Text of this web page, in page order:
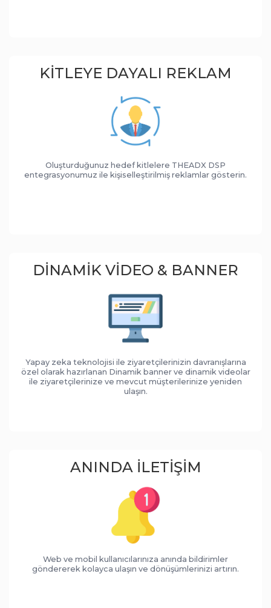
KITLEYE DAYALI REKLAM
Oluşturduğunuz hedef kitlelere THEADX DSP
entegrasyonumuz ile kişiselleştirilmiş reklamlar gösterin.
DINAMIK VIDEO & BANNER
Yapay zeka teknolojisi ile ziyaretçilerinizin davranışlarına
özel olarak hazırlanan Dinamik banner ve dinamik videolar
ile ziyaretçilerinize ve mevcut müşterilerinize yeniden
ulaşın.
ANINDA İLETIŞIM
Web ve mobil kullanıcılarınıza anında bildirimler
göndererek kolayca ulaşın ve dönüşümlerinizi artırın.